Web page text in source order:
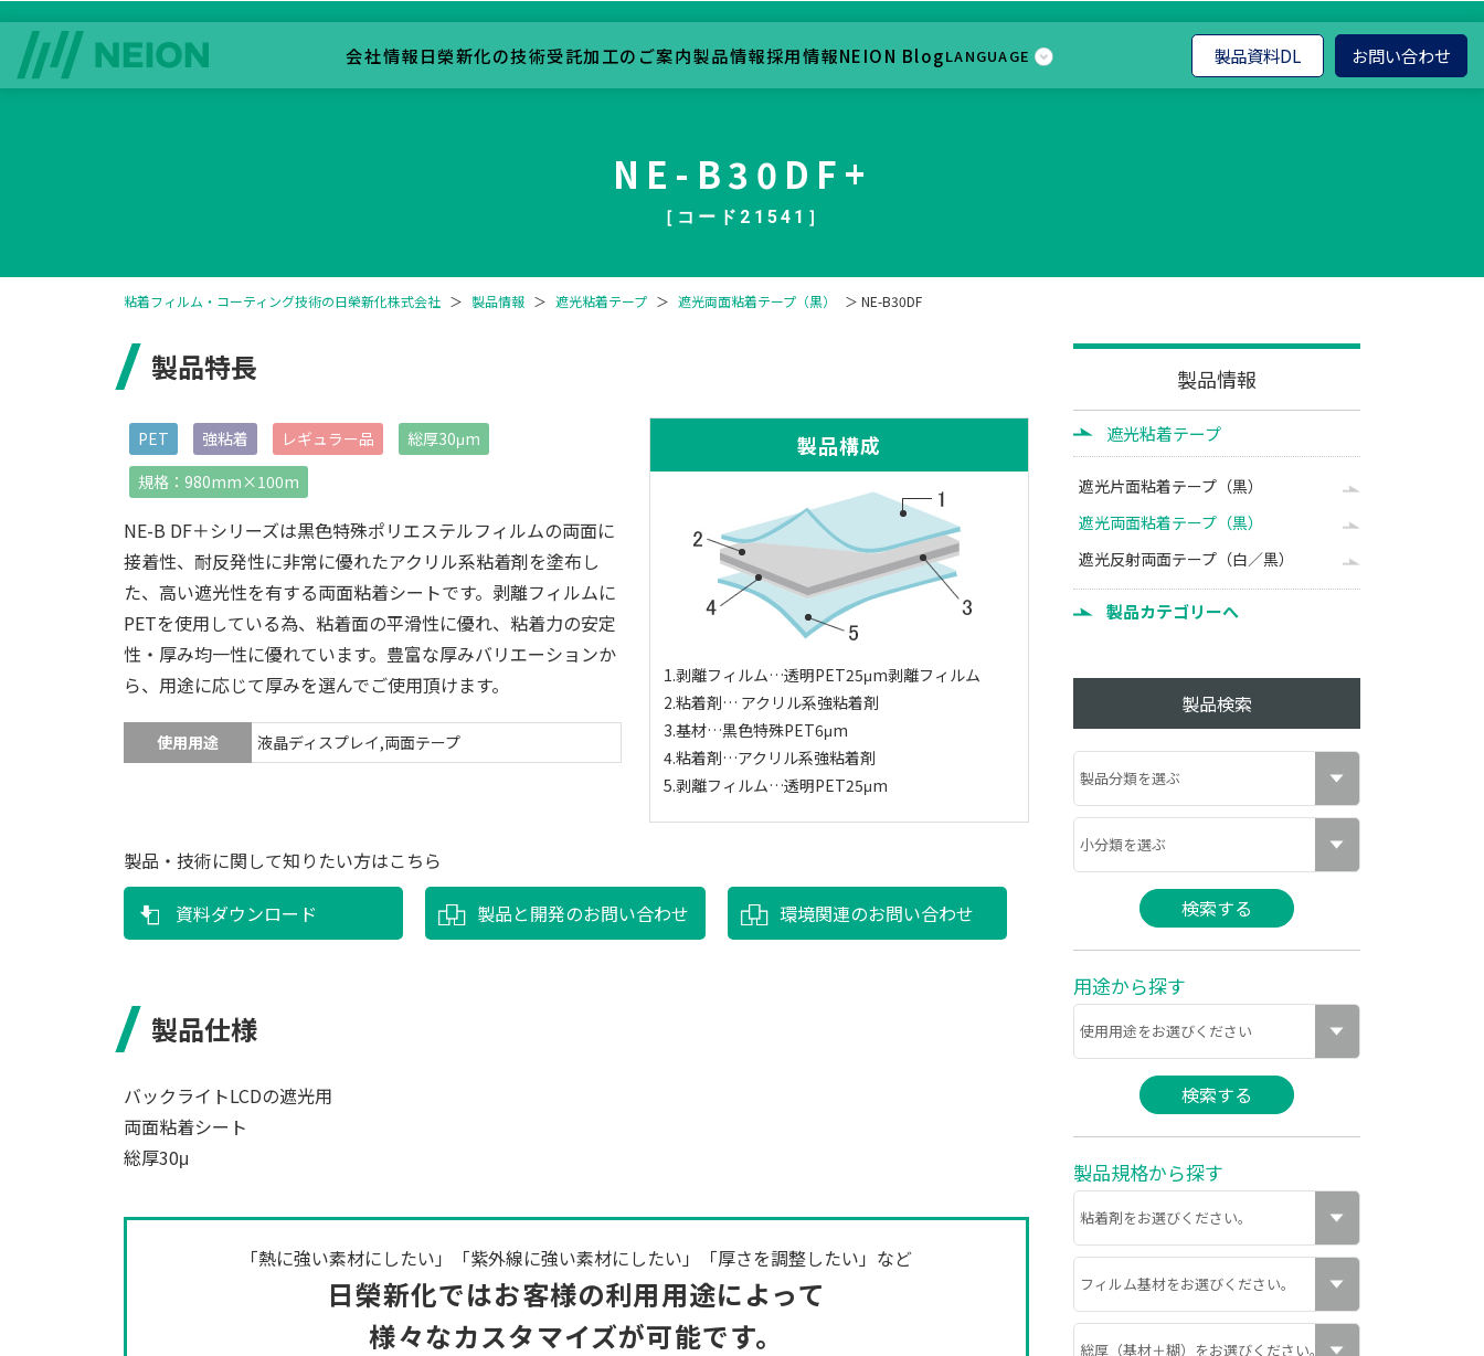
会社情報日榮新化の技術受託加工のご案内製品情報採用情報NEION BlogLANGUAGE 製品資料DL お問い合わせ
NE-B30DF+
［コード21541］
粘着フィルム・コーティング技術の日榮新化株式会社 ＞ 製品情報 ＞ 遮光粘着テープ ＞ 遮光両面粘着テープ（黒） ＞ NE-B30DF
製品特長
PET 強粘着 レギュラー品
総厚30μm
規格：980mm×100m
NE-B DF＋シリーズは黒色特殊ポリエステルフィルムの両面に
接着性、耐反発性に非常に優れたアクリル系粘着剤を塗布し
た、高い遮光性を有する両面粘着シートです。剥離フィルムに
PETを使用している為、粘着面の平滑性に優れ、粘着力の安定
性・厚み均一性に優れています。豊富な厚みバリエーションか
ら、用途に応じて厚みを選んでご使用頂けます。
使用用途 液晶ディスプレイ,両面テープ
製品構成
1.剥離フィルム…透明PET25μm剥離フィルム
2.粘着剤… アクリル系強粘着剤
3.基材…黒色特殊PET6μm
4.粘着剤…アクリル系強粘着剤
5.剥離フィルム…透明PET25μm
製品・技術に関して知りたい方はこちら
資料ダウンロード
製品と開発のお問い合わせ 環境関連のお問い合わせ
製品仕様
バックライトLCDの遮光用
両面粘着シート
総厚30μ
「熱に強い素材にしたい」「紫外線に強い素材にしたい」「厚さを調整したい」など
日榮新化ではお客様の利用用途によって
様々なカスタマイズが可能です。
製品情報
遮光粘着テープ
遮光片面粘着テープ（黒）
遮光両面粘着テープ（黒）
遮光反射両面テープ（白／黒）
製品カテゴリーへ
製品検索
用途から探す
製品規格から探す